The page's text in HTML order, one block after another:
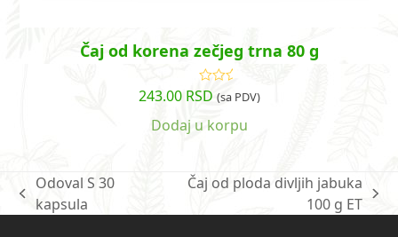
Čaj od korena zečjeg trna 80 g
Ocenjeno
sa5.00od
243.00 RSD (sa PDV)
Dodaj u korpu
previous
Odoval S 30
kapsula
Čaj od ploda divljih jabuka
100 g ET